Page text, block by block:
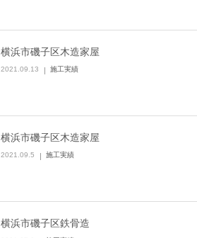
横浜市磯子区木造家屋
2021.09.13 施工実績
横浜市磯子区木造家屋
2021.09.5 施工実績
横浜市磯子区鉄骨造